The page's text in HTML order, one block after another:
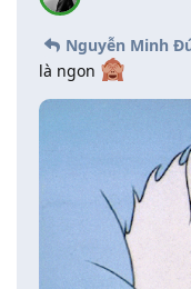
Nguyễn Minh
là ngon